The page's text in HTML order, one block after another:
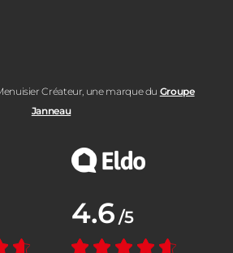
Créateur, une marque du Groupe
Janneau
Note moyenne :
4.6 /5